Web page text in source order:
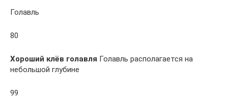
Голавль
80
Хороший клёв голавля Голавль располагается на
небольшой глубине
99